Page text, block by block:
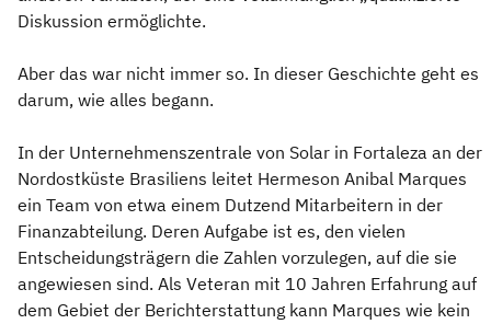
Diskussion ermöglichte.
Aber das war nicht immer so. In dieser Geschichte geht es
darum, wie alles begann.
In der Unternehmenszentrale von Solar in Fortaleza an der
Nordostküste Brasiliens leitet Hermeson Anibal Marques
ein Team von etwa einem Dutzend Mitarbeitern in der
Finanzabteilung. Deren Aufgabe ist es, den vielen
Entscheidungsträgern die Zahlen vorzulegen, auf die sie
angewiesen sind. Als Veteran mit 10 Jahren Erfahrung auf
dem Gebiet der Berichterstattung kann Marques wie kein